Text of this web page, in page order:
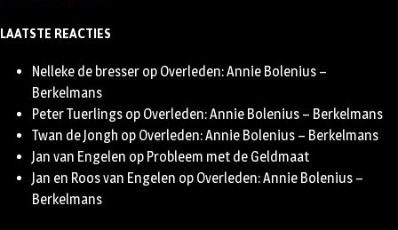
LAATSTE REACTIES
Nelleke de bresser op Overleden: Annie Bolenius –
Berkelmans
Peter Tuerlings op Overleden: Annie Bolenius – Berkelmans
Twan de Jongh op Overleden: Annie Bolenius – Berkelmans
Jan van Engelen op Probleem met de Geldmaat
Jan en Roos van Engelen op Overleden: Annie Bolenius –
Berkelmans